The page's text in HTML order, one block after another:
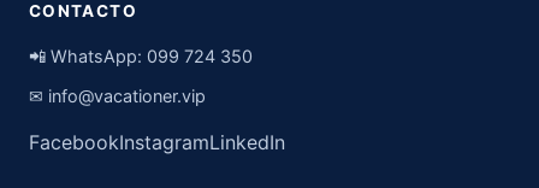
CONTACTO
📲 WhatsApp: 099 724 350
✉ info@vacationer.vip
FacebookInstagramLinkedIn